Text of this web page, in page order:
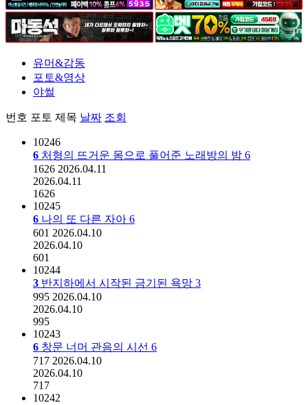
유머&감동
포토&영상
야썰
번호 포토 제목 날짜 조회
10246
6 처형의 뜨거운 몸으로 풀어준 노래방의 밤 6
1626 2026.04.11
2026.04.11
1626
10245
6 나의 또 다른 자아 6
601 2026.04.10
2026.04.10
601
10244
3 반지하에서 시작된 금기된 욕망 3
995 2026.04.10
2026.04.10
995
10243
6 창문 너머 관음의 시선 6
717 2026.04.10
2026.04.10
717
10242